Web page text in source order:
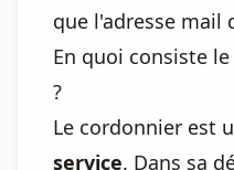
que l'adresse mail
En quoi consiste
?
Le cordonnier est
service. Dans sa